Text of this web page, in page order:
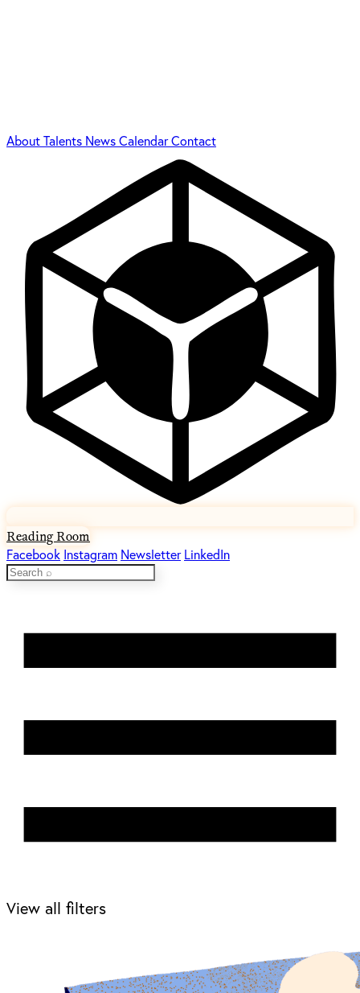
AboutTalents NewsCalendarContact
Reading Room
Facebook Instagram Newsletter LinkedIn
View all filters